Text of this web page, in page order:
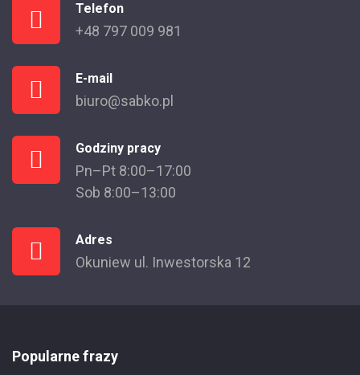
Telefon
+48 797 009 981
E-mail
biuro@sabko.pl
Godziny pracy
Pn–Pt 8:00–17:00
Sob 8:00–13:00
Adres
Okuniew ul. Inwestorska 12
Popularne frazy